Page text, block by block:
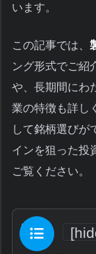
います。
この記事では、
ング形式でご紹
や、長期間にわ
業の特徴も詳し
して銘柄選びが
インを狙った投
ご覧ください。
目次 [